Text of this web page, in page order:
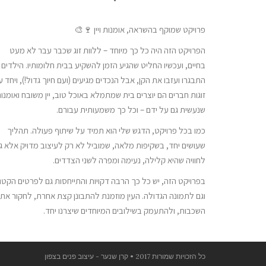
פרויקט שמוקף בהשראה, אומנות ויין 🍷🎨
הפרויקט הזה היה כל כך מיוחד – ללוות זוג שכבר עבר לא מעט
בחיים, ועכשיו החליט שהגיע הזמן להשקיע בבית חלומותיו. הילדים
התבגרו ועזבו את הקן, אבל הנכדים מגיעים (ועם חיוך גדול!), ויחד
זוגות חברים הם יוצרים בית שמתמלא באוכל טוב, יין משובח
שנעשית גם על ידם – וכל כך משמעותית עבורם.
כמו בכל פרויקט, הדגש שלי הוא תמיד על שיתוף פעולה. תהליך
שעושים יחד, בשקיפות מלאה, שמוביל לא רק לעיצוב מדויק אלא
לחוויה שהיא קלילה, נעימה ומפרה לשני הצדדים.
בפרויקט הזה, יש כל כך הרבה דקויות והתייחסות גם לפרטים
וגם לתמונה הגדולה. העין מוזמנת להתבונן קצת אחרת, לחקור את
השכבות, ולהתעמק בשילובים המיוחדים שיצרנו יחד.
כל הזכויות שמורות 2017 • קרן שנער - עיצוב פנים בצפון